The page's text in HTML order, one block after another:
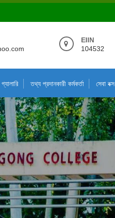
EIIN
104532
গ্যালারি তথ্য প্রদানকারী কর্মকর্তা সেবা বক্স